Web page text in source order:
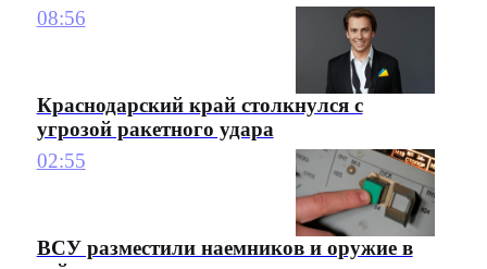
08:56
Краснодарский край столкнулся с
угрозой ракетного удара
02:55
ВСУ разместили наемников и оружие в